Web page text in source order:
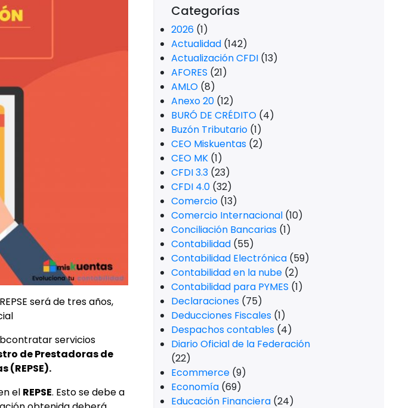
será de tres años,
servicios
de Prestadoras de
(REPSE).
el REPSE. Esto se debe a
Categorías
2026 (1)
Actualidad (142)
Actualización CFDI (13)
AFORES (21)
AMLO (8)
Anexo 20 (12)
BURÓ DE CRÉDITO (4)
Buzón Tributario (1)
CEO Miskuentas (2)
CEO MK (1)
CFDI 3.3 (23)
CFDI 4.0 (32)
Comercio (13)
Comercio Internacional (10)
Conciliación Bancarias (1)
Contabilidad (55)
Contabilidad Electrónica (59)
Contabilidad en la nube (2)
Contabilidad para PYMES (1)
Declaraciones (75)
Deducciones Fiscales (1)
Despachos contables (4)
Diario Oficial de la Federación
(22)
Ecommerce (9)
Economía (69)
Educación Financiera (24)